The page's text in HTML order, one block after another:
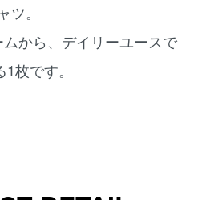
ツ。
から、デイリーユースで
枚です。